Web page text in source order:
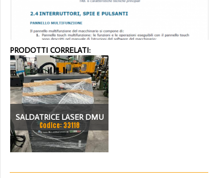
PRODOTTI CORRELATI:
SALDATRICE LASER DMU
Codice: 33118